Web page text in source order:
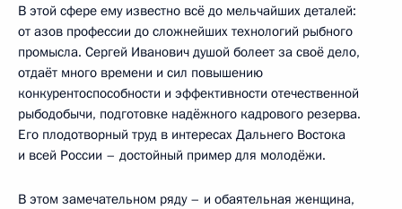
В этой сфере ему известно всё до мельчайших деталей:
от азов профессии до сложнейших технологий рыбного
промысла. Сергей Иванович душой болеет за своё дело,
отдаёт много времени и сил повышению
конкурентоспособности и эффективности отечественной
рыбодобычи, подготовке надёжного кадрового резерва.
Его плодотворный труд в интересах Дальнего Востока
и всей России – достойный пример для молодёжи.
В этом замечательном ряду – и обаятельная женщина,